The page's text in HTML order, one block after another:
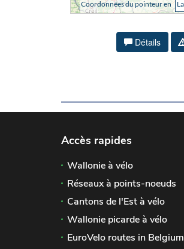
Détails
Accès rapides
Wallonie à vélo
Réseaux à points-noeuds
Cantons de l'Est à vélo
Wallonie picarde à vélo
EuroVelo routes in Belgium